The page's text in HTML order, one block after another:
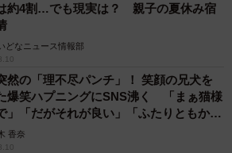
約4割…でも現実は？ 親子の夏休み宿
どなニュース情報部
然の「理不尽パンチ」！ 笑顔の兄犬を
爆笑ハプニングにSNS沸く 「まぁ猫様
」「だがそれが良い」「ふたりともかわ
」
香奈